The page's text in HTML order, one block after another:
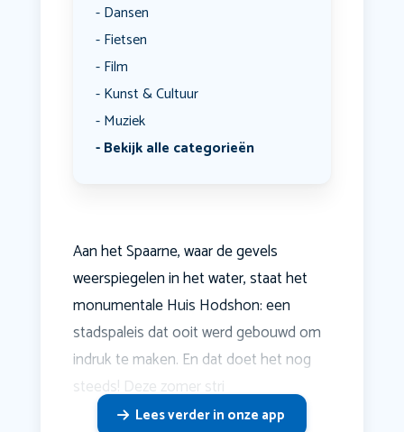
Dansen
Fietsen
Film
Kunst & Cultuur
Muziek
Bekijk alle categorieën
Aan het Spaarne, waar de gevels
weerspiegelen in het water, staat het
monumentale Huis Hodshon: een
stadspaleis dat ooit werd gebouwd om
indruk te maken. En dat doet het nog
steeds! Deze zomer stri
Lees verder in onze app